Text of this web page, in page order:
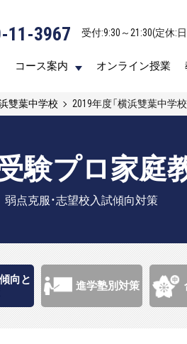
11-3967 受付:9:30～21:30(定休:
コース案内 オンライン授業
11-3967 受付:9:30～21:30(定休:
コース案内 オンライン授業
雙葉中学校 2019年度「横浜雙葉中学
験プロ家庭
弱点克服・志望校入試傾向対策
向と
進学塾別対策